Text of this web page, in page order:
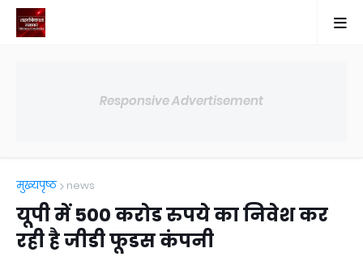
Responsive Advertisement
मुख्यपृष्ठ news
यूपी में 500 करोड रुपये का निवेश कर
रही है जीडी फूडस कंपनी